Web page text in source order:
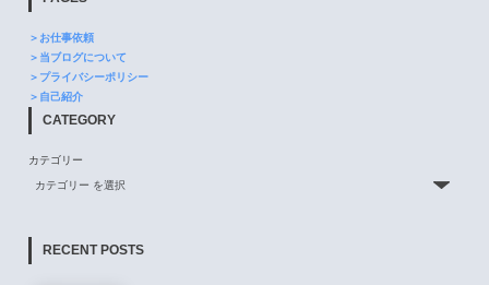
＞お仕事依頼
＞当ブログについて
＞プライバシーポリシー
＞自己紹介
CATEGORY
カテゴリー
RECENT POSTS